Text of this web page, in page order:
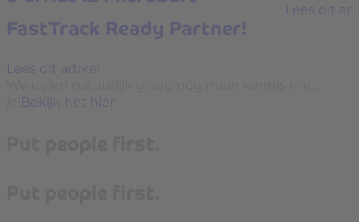
FastTrack Ready Partner!
Lees dit artikel
Lees dit
Bekijk het hier